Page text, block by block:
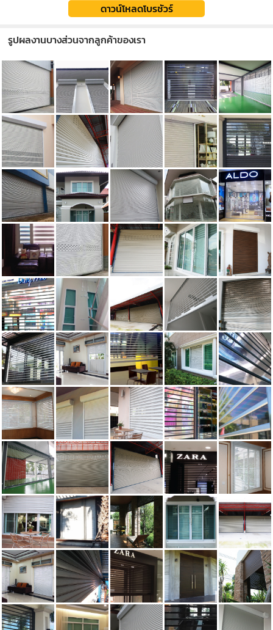
ดาวน์โหลดโบรชัวร์
รูปผลงานบางส่วนจากลูกค้าของเรา